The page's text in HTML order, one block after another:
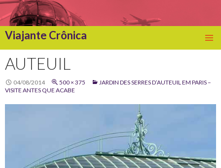
Viajante Crônica
TO
CONTENT
AUTEUIL
04/08/2014 500 × 375
JARDIN DES SERRES D’AUTEUIL EM PARIS –
VISITE ANTES QUE ACABE